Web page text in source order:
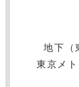
地下（
東京メ